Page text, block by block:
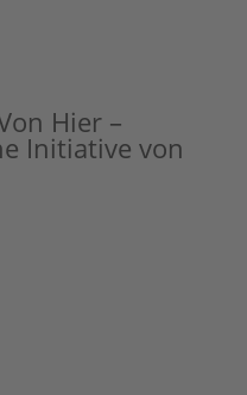
Hier –
Initiative von